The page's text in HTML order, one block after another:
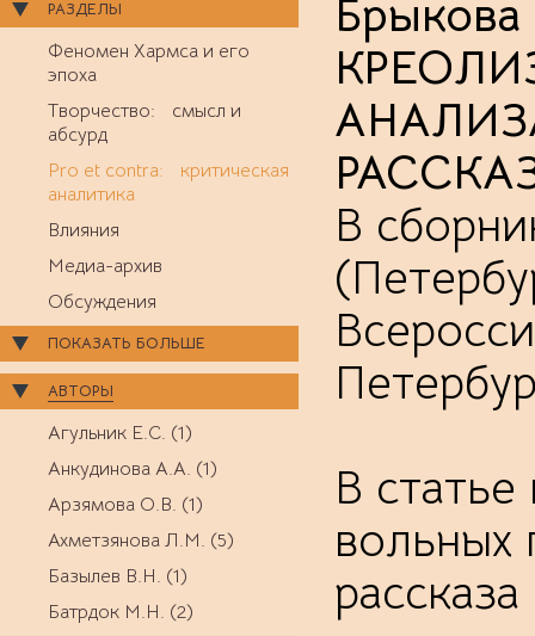
РАЗДЕЛЫ
Феномен Хармса и его
эпоха
Творчество: смысл и
абсурд
Pro et contra: критическая
аналитика
Влияния
Медиа-архив
Обсуждения
ПОКАЗАТЬ БОЛЬШЕ
АВТОРЫ
Агульник Е.С. (1)
Анкудинова А.А. (1)
Арзямова О.В. (1)
Ахметзянова Л.М. (5)
Базылев В.Н. (1)
Батрдок М.Н. (2)
В
В
вольных